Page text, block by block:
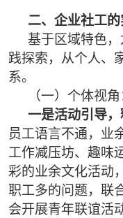
二、企业社工
基于区域特色
践探索，从个人、
系。
（一）个体视
一是活动引导，
员工语言不通，业
工作减压坊、趣味
彩的业余文化活动
职工多的问题，联
会开展青年联谊活